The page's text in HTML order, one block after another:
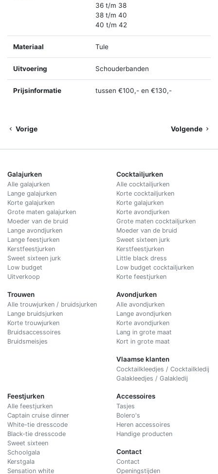
36 t/m 38
38 t/m 40
40 t/m 42
Materiaal Tule
Uitvoering Schouderbanden
Prijsinformatie tussen €100,- en €130,-
Vorige Volgende
Galajurken
Alle galajurken
Lange galajurken
Korte galajurken
Grote maten galajurken
Moeder van de bruid
Lange avondjurken
Lange feestjurken
Kerstfeestjurken
Sweet sixteen jurk
Low budget
Uitverkoop
Trouwen
Alle trouwjurken / bruidsjurken
Lange bruidsjurken
Korte trouwjurken
Bruidsaccessoires
Bruidsmeisjes
Cocktailjurken
Alle cocktailjurken
Korte cocktailjurken
Korte galajurken
Korte avondjurken
Grote maten cocktailjurken
Moeder van de bruid
Sweet sixteen jurk
Kerstfeestjurken
Little black dress
Low budget cocktailjurken
Korte feestjurken
Avondjurken
Alle avondjurken
Lange avondjurken
Korte avondjurken
Lang in grote maat
Kort in grote maat
Vlaamse klanten
Cocktailkleedjes / Cocktailkledij
Galakleedjes / Galakledij
Feestjurken
Alle feestjurken
Captain cruise dinner
White-tie dresscode
Black-tie dresscode
Sweet sixteen
Schoolgala
Kerstgala
Sensation white
Accessoires
Tasjes
Bolero's
Heren accessoires
Handige producten
Contact
Contact
Openingstijden